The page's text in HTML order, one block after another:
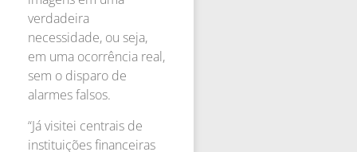
verdadeira
necessidade, ou seja,
em uma ocorrência real,
sem o disparo de
alarmes falsos.
“Já visitei centrais de
instituições financeiras